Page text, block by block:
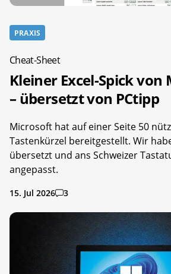
PRAXIS
Cheat-Sheet
Kleiner Excel-Spick von
– übersetzt von PCtipp
Microsoft hat auf einer Seite 50
Tastenkürzel bereitgestellt. Wir
übersetzt und ans Schweizer
angepasst.
15. Jul 2026 3